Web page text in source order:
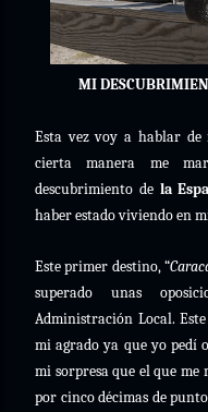
MI
Esta vez voy a hablar
cierta manera me
descubrimiento de la
haber estado viviendo en
Este primer destino, “
superado unas
Administración Local.
mi agrado ya que yo pedí
mi sorpresa que el que me
por cinco décimas de